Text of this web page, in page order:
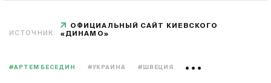
ИСТОЧНИК:
ОФИЦИАЛЬНЫЙ САЙТ КИЕВСКОГО
«ДИНАМО»
#АРТЕМ БЕСЕДИН #УКРАИНА #ШВЕЦИЯ